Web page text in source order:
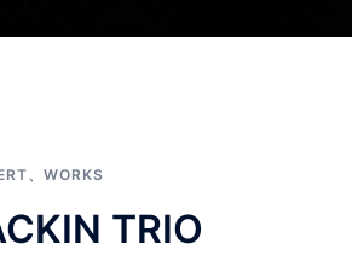
、 WORKS
TRIO